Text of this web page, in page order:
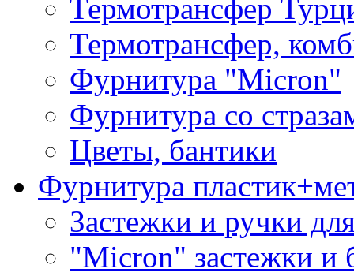
Термотрансфер
Термотрансфер,
Фурнитура "Micron"
Фурнитура со
Цветы, бантики
Фурнитура
Застежки и ручки
"Micron" застежки и